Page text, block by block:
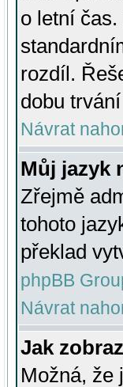
o letní
rozdíl.
dobu
Návrat
Můj jazyk
Zřejmě
tohoto
překlad
phpBB
Návrat
Jak
Možná, že